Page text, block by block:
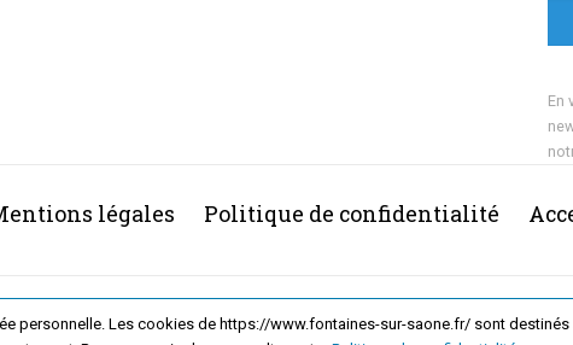
personnelle. Les cookies de https://www.fontaines-sur-saone.fr/ sont
En
légales Politique de confidentialité
2026 Ville de Fontaines-sur-Saône